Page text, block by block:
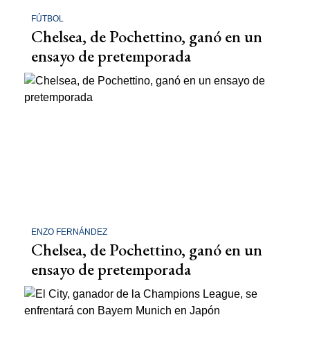
FÚTBOL
Chelsea, de Pochettino, ganó en un
ensayo de pretemporada
ENZO FERNÁNDEZ
Chelsea, de Pochettino, ganó en un
ensayo de pretemporada